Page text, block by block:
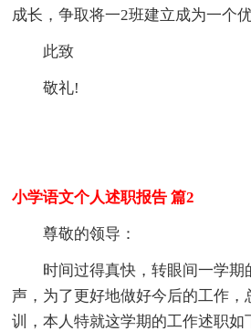
成长，争取将一2班建立成为一个
此致
敬礼!
小学语文个人述职报告 篇2
尊敬的领导：
时间过得真快，转眼间一学期
声，为了更好地做好今后的工作，
训，本人特就这学期的工作述职如